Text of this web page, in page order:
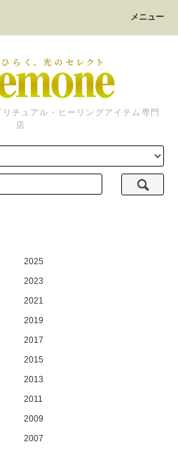
メニュー
チュアル・ヒーリングアイテム専門
店
2025
2023
2021
2019
2017
2015
2013
2011
2009
2007